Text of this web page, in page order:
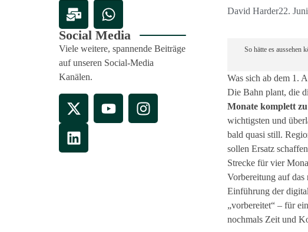
Social Media
Viele weitere, spannende Beiträge
auf unseren Social-Media
Kanälen.
David Harder22.
So hätte es aussehen
Was sich ab dem 1.
Die Bahn plant, die
Monate komplett
wichtigsten und
bald quasi still.
sollen Ersatz
Strecke für vier
Vorbereitung auf das
Einführung der
„vorbereitet“ – für
nochmals Zeit und